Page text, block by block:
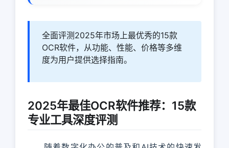
全面评测2025年市场上最优秀的15款
OCR软件，从功能、性能、价格等多维
度为用户提供选择指南。
2025年最佳OCR软件推荐：15款
专业工具深度评测